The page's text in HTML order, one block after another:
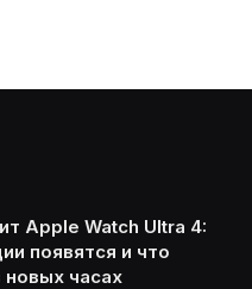
Apple Watch Ultra 4:
появятся и что
новых часах